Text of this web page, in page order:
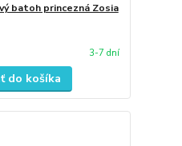
batoh princezná Zosia
3-7 dní
do košíka